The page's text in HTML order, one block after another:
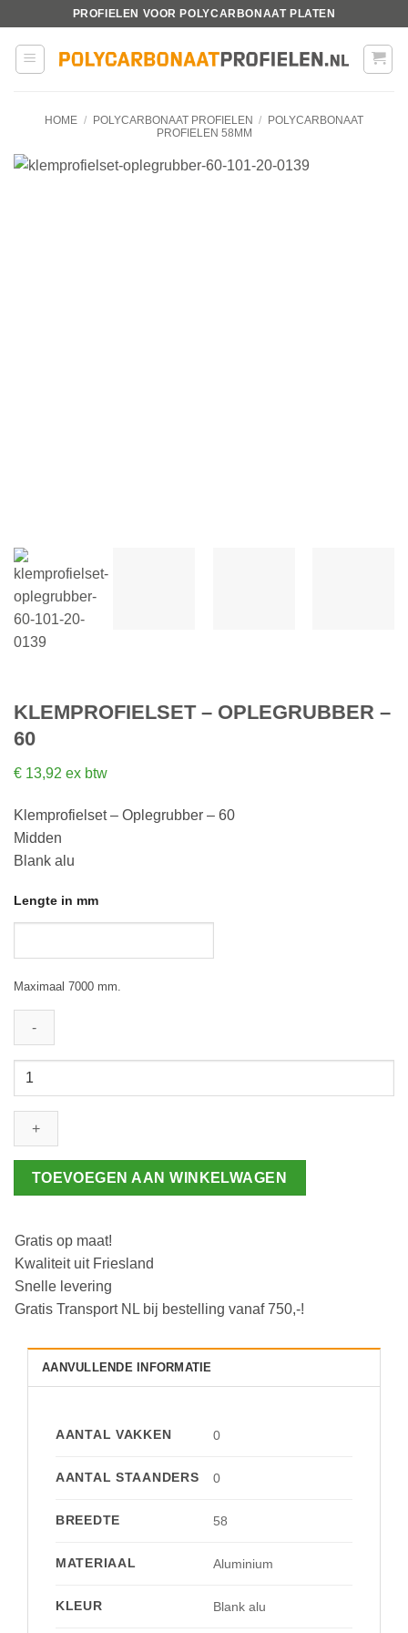
inhoud
PROFIELEN VOOR POLYCARBONAAT PLATEN
HOME / POLYCARBONAAT PROFIELEN /
POLYCARBONAAT
PROFIELEN 58MM
KLEMPROFIELSET – OPLEGRUBBER –
60
€ 13,92 ex btw
Klemprofielset – Oplegrubber – 60
Midden
Blank alu
Lengte in mm
Maximaal 7000 mm.
Klemprofielset
Oplegrubber
aantal
TOEVOEGEN AAN WINKELWAGEN
Gratis op maat!
Kwaliteit uit Friesland
Snelle levering
Gratis Transport NL bij bestelling vanaf 750,-!
AANVULLENDE INFORMATIE
AANTAL VAKKEN 0
AANTAL STAANDERS 0
BREEDTE 58
MATERIAAL Aluminium
KLEUR Blank alu